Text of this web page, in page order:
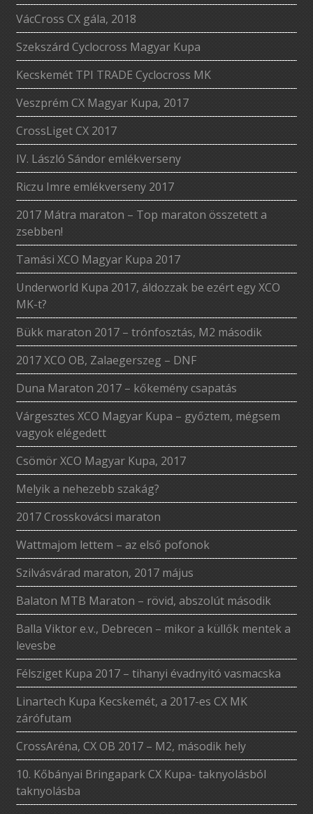
VácCross CX gála, 2018
Szekszárd Cyclocross Magyar Kupa
Kecskemét TPI TRADE Cyclocross MK
Veszprém CX Magyar Kupa, 2017
CrossLiget CX 2017
IV. László Sándor emlékverseny
Riczu Imre emlékverseny 2017
2017 Mátra maraton – Top maraton összetett a
zsebben!
Tamási XCO Magyar Kupa 2017
Underworld Kupa 2017, áldozzak be ezért egy XCO
MK-t?
Bükk maraton 2017 – trónfosztás, M2 második
2017 XCO OB, Zalaegerszeg – DNF
Duna Maraton 2017 – kőkemény csapatás
Várgesztes XCO Magyar Kupa – győztem, mégsem
vagyok elégedett
Csömör XCO Magyar Kupa, 2017
Melyik a nehezebb szakág?
2017 Crosskovácsi maraton
Wattmajom lettem – az első pofonok
Szilvásvárad maraton, 2017 május
Balaton MTB Maraton – rövid, abszolút második
Balla Viktor e.v., Debrecen – mikor a küllők mentek a
levesbe
Félsziget Kupa 2017 – tihanyi évadnyitó vasmacska
Linartech Kupa Kecskemét, a 2017-es CX MK
zárófutam
CrossAréna, CX OB 2017 – M2, második hely
10. Kőbányai Bringapark CX Kupa- taknyolásból
taknyolásba